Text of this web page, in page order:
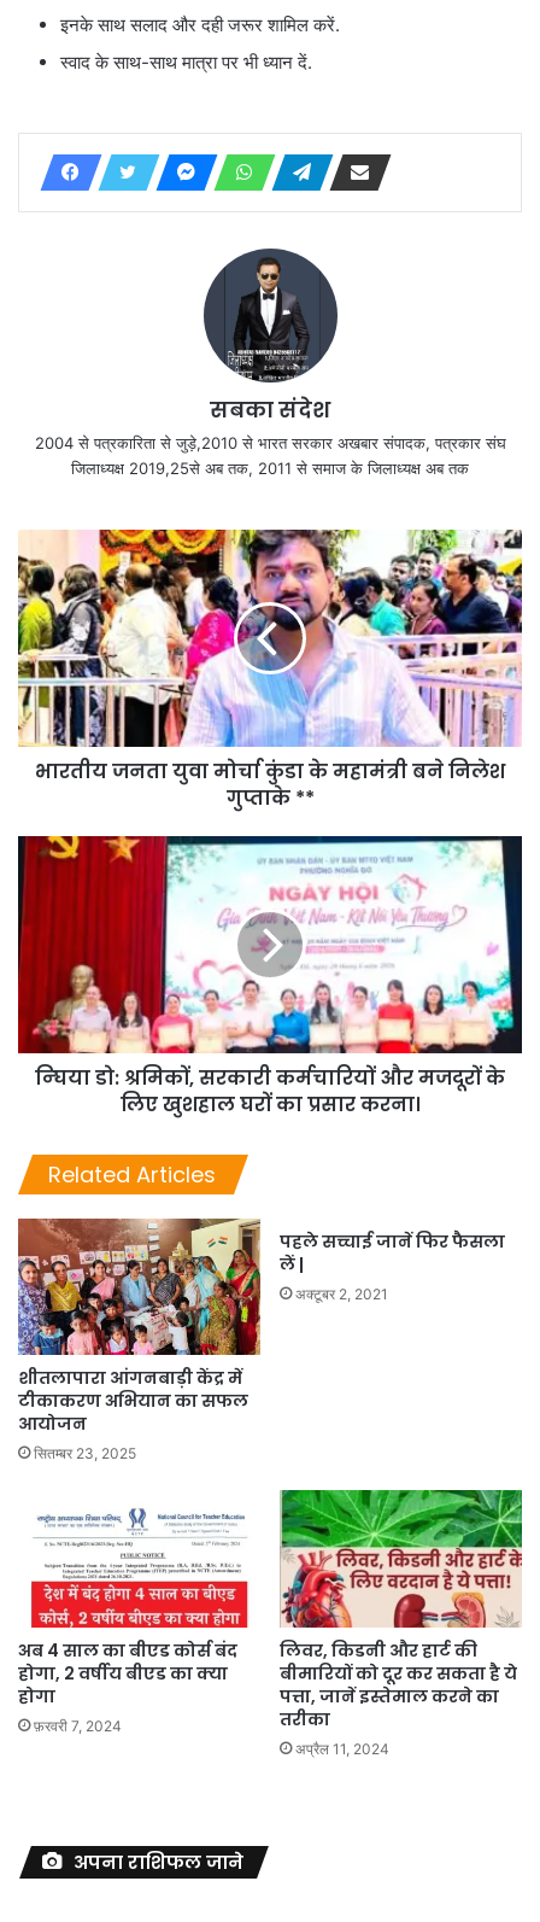
इनके साथ सलाद और दही जरूर शामिल करें.
स्वाद के साथ-साथ मात्रा पर भी ध्यान दें.
सबका संदेश
2004 से पत्रकारिता से जुड़े,2010 से भारत सरकार अखबार संपादक, पत्रकार संघ
जिलाध्यक्ष 2019,25से अब तक, 2011 से समाज के जिलाध्यक्ष अब तक
भारतीय जनता युवा मोर्चा कुंडा के महामंत्री बने निलेश
गुप्ताके **
न्घिया डो: श्रमिकों, सरकारी कर्मचारियों और मजदूरों के
लिए खुशहाल घरों का प्रसार करना।
Related Articles
शीतलापारा आंगनबाड़ी केंद्र में
टीकाकरण अभियान का सफल
आयोजन
सितम्बर 23, 2025
पहले सच्चाई जानें फिर फैसला
लें |
अक्टूबर 2, 2021
अब 4 साल का बीएड कोर्स बंद
होगा, 2 वर्षीय बीएड का क्या
होगा
फ़रवरी 7, 2024
लिवर, किडनी और हार्ट की
बीमारियों को दूर कर सकता है ये
पत्ता, जानें इस्तेमाल करने का
तरीका
अप्रैल 11, 2024
अपना राशिफल जाने